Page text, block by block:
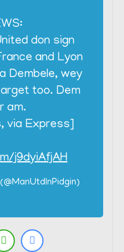
don sign
and Lyon
Dembele, wey
too. Dem
am.
via Express]
j9dyiAfjAH